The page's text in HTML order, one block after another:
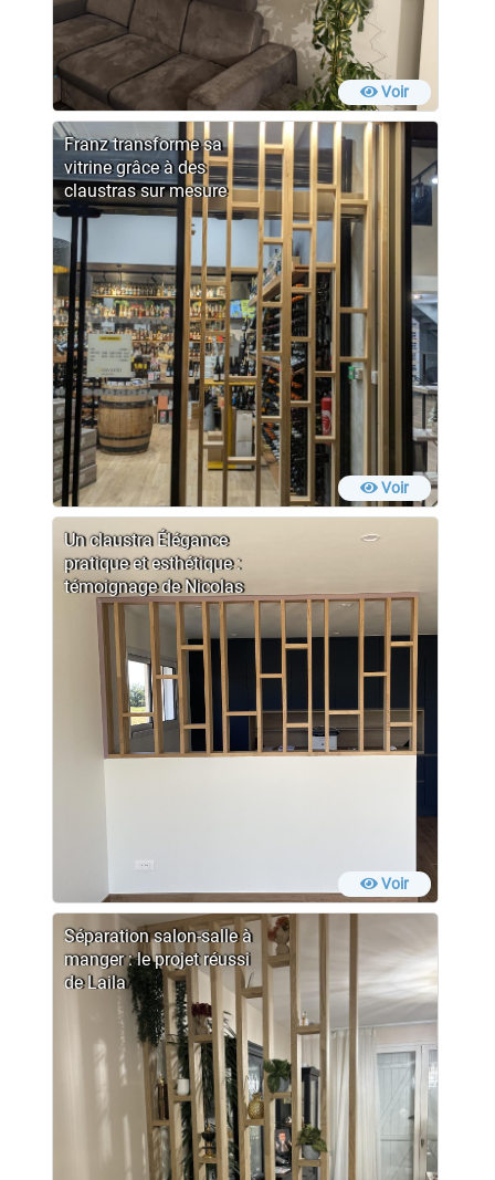
Voir
Franz transforme sa
vitrine grâce à des
claustras sur mesure
Voir
Un claustra Élégance
pratique et esthétique :
témoignage de Nicolas
Voir
Séparation salon-salle à
manger : le projet réussi
de Laila